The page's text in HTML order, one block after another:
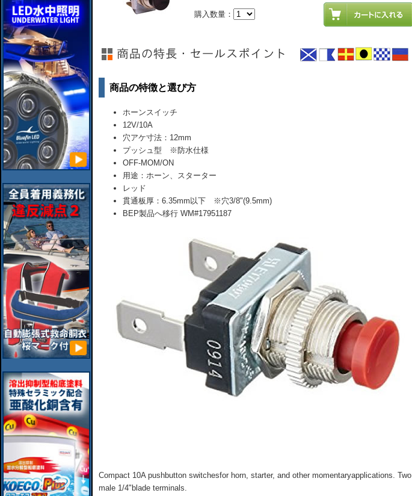
購入数量：
商品の特徴と選び方
ホーンスイッチ
12V/10A
穴アケ寸法：12mm
プッシュ型 ※防水仕様
OFF-MOM/ON
用途：ホーン、スターター
レッド
貫通板厚：6.35mm以下 ※穴3/8"(9.5mm)
BEP製品へ移行 WM#17951187
Compact 10A pushbutton switchesfor horn, starter, and other momentaryapplications. Two
male 1/4"blade terminals.